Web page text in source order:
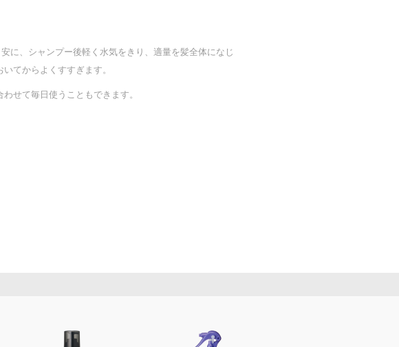
に、シャンプー後軽く水気をきり、適量を髪全体になじ
いてからよくすすぎます。
せて毎日使うこともできます。